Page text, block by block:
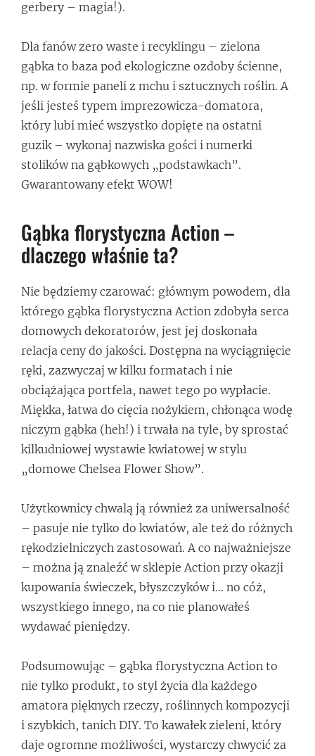
gerbery – magia!).
Dla fanów zero waste i recyklingu – zielona
gąbka to baza pod ekologiczne ozdoby ścienne,
np. w formie paneli z mchu i sztucznych roślin. A
jeśli jesteś typem imprezowicza-domatora,
który lubi mieć wszystko dopięte na ostatni
guzik – wykonaj nazwiska gości i numerki
stolików na gąbkowych „podstawkach”.
Gwarantowany efekt WOW!
Gąbka florystyczna Action –
dlaczego właśnie ta?
Nie będziemy czarować: głównym powodem, dla
którego gąbka florystyczna Action zdobyła serca
domowych dekoratorów, jest jej doskonała
relacja ceny do jakości. Dostępna na wyciągnięcie
ręki, zazwyczaj w kilku formatach i nie
obciążająca portfela, nawet tego po wypłacie.
Miękka, łatwa do cięcia nożykiem, chłonąca wodę
niczym gąbka (heh!) i trwała na tyle, by sprostać
kilkudniowej wystawie kwiatowej w stylu
„domowe Chelsea Flower Show”.
Użytkownicy chwalą ją również za uniwersalność
– pasuje nie tylko do kwiatów, ale też do różnych
rękodzielniczych zastosowań. A co najważniejsze
– można ją znaleźć w sklepie Action przy okazji
kupowania świeczek, błyszczyków i… no cóż,
wszystkiego innego, na co nie planowałeś
wydawać pieniędzy.
Podsumowując – gąbka florystyczna Action to
nie tylko produkt, to styl życia dla każdego
amatora pięknych rzeczy, roślinnych kompozycji
i szybkich, tanich DIY. To kawałek zieleni, który
daje ogromne możliwości, wystarczy chwycić za